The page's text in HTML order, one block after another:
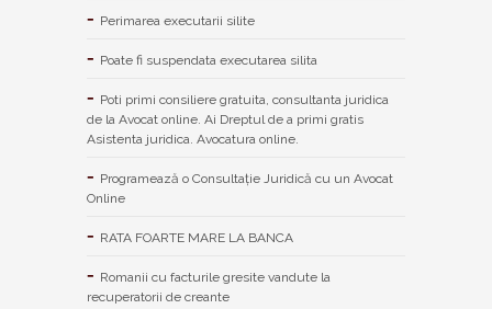
Perimarea executarii silite
Poate fi suspendata executarea silita
Poti primi consiliere gratuita, consultanta juridica
de la Avocat online. Ai Dreptul de a primi gratis
Asistenta juridica. Avocatura online.
Programează o Consultație Juridică cu un Avocat
Online
RATA FOARTE MARE LA BANCA
Romanii cu facturile gresite vandute la
recuperatorii de creante